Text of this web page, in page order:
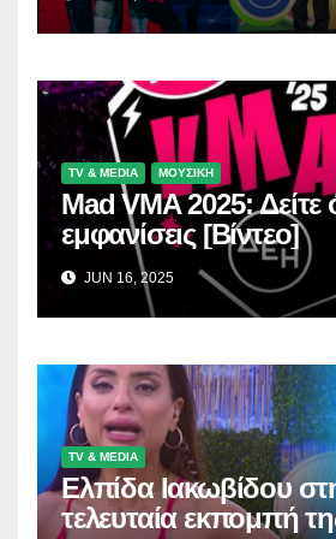
TV & MEDIA ΜΟΥΣΙΚΗ
Mad VMA 2025: Δείτε
εμφανίσεις [Βίντεο]
JUN 16, 2025
TV & MEDIA
Ελπίδα Ιακωβίδου
τελευταία εκπομπή